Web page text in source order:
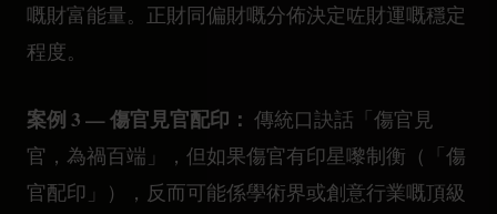
嘅財富能量。正財同偏財嘅分佈決定咗財運嘅穩定
程度。
案例 3 — 傷官見官配印： 傳統口訣話「傷官見
官，為禍百端」，但如果傷官有印星嚟制衡（「傷
官配印」），反而可能係學術界或創意行業嘅頂級